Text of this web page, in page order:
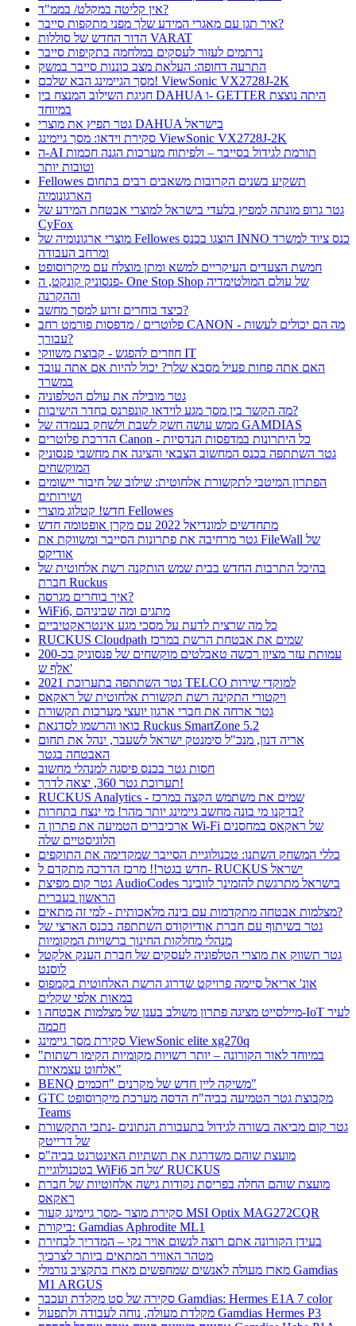
אין קליטה במקלט/ בממ"ד?
איך תגן עם מאגרי המידע שלך מפני מתקפות סייבר?
הדור החדש של סוללות VARAT
נרתמים לעזור לעסקים במלחמה בתקיפות סייבר
התרעה דחופה: העלאת מצב כוננות סייבר במשק
מסך הגיימינג הבא שלכם! ViewSonic VX2728J-2K
חגיגת השילוב המנצח בין DAHUA ו- GETTER היתה נוצצת
במיוחד
גטר תפיץ את מוצרי DAHUA בישראל
סקירת וידאו: מסך גיימינג ViewSonic VX2728J-2K
ה-AI תורמת לגידול בסייבר – ולפיתוח מערכות הגנה חכמות
וטובות יותר
Fellowes תשקיע בשנים הקרובות משאבים רבים בתחום
הארגונומיה
גטר גרופ מונתה למפיץ בלעדי בישראל למוצרי אבטחת המידע של
CyFox
מוצרי ארגונומיה של Fellowes הוצגו בכנס INNO כנס ציוד למשרד
ומרחב העבודה
חמשת הצעדים העיקריים למשא ומתן מוצלח עם מיקרוסופט
פנסוניק קונקט, ה- One Stop Shop של עולם המולטימדיה
וההקרנה
כיצד בוחרים זרוע למסך מחשב?
פלוטרים / מדפסות פורמט רחב CANON - מה הם יכולים לעשות
עבורך?
חוזרים להפגש - קבוצת משווקי IT
האם אתה פחות פעיל מסבא שלך? יכול להיות אם אתה עובד
במשרד
גטר מובילה את עולם הטלפוניה
מה הקשר בין מסך מגע לוידאו קונפרנס בחדר הישיבות?
ממש עושה חשק לשבת ולשחק בעמדה של GAMDIAS
הדרכת פלוטרים Canon - כל היתרונות במדפסות הנדסיות
גטר השתתפה בכנס המחשוב הצבאי והציגה את מחשבי פנסוניק
המוקשחים
הפתרון המיטבי לתקשורת אלחוטית: שילוב של חיבור יישומים
ושירותים
חדש! קטלוג מוצרי Fellowes
מתחדשים למונדיאל 2022 עם מקרן אופטומה חדש
גטר מרחיבה את פתרונות הסייבר ומשווקת את FileWall של
אודיקס
בהיכל התרבות החדש בבית שמש הותקנה רשת אלחוטית של
חברת Ruckus
איך בוחרים מגרסה?
WiFi6, מתגים ומה שביניהם
כל מה שרצית לדעת על מסכי מגע אינטראקטיביים
RUCKUS Cloudpath שמים את אבטחת הרשת במרכז
עמותת עזר מציון רכשה טאבלטים מוקשחים של פנסוניק בכ-200
אלף ש'
גטר השתתפה בתערוכת 2021 TELCO למוקדי שירות
ויקטורי התקינה רשת תקשורת אלחוטית של ראקאס
גטר ארחה את חברי ארגון יועצי מערכות תקשורת
בואו והרשמו לסדנאת Ruckus SmartZone 5.2
אריה דנון, מנכ"ל סימנטק ישראל לשעבר, ינהל את תחום
האבטחה בגטר
חסות גטר בכנס פיסגה למנהלי מחשוב
תערוכת גטר 360, יצאה לדרך!
RUCKUS Analytics - שמים את משתמש הקצה במרכז
בדקנו מי בונה מחשב גיימינג יותר מהר! מי ינצח בתחרות?
ארכיברים הטמיעה את פתרון ה Wi-Fi של ראקאס במחסנים
הלוגיסטיים שלה
כללי המשחק השתנו: טכנולוגיית הסייבר שמקדימה את התוקפים
חדש בגטר!! מרכז הדרכה מתקדם ל- RUCKUS ישראל
גטר קום מפיצת AudioCodes בישראל מתרגשת להזמינך לוובינר
הראשון בעברית
מצלמות אבטחה מתקדמות עם בינה מלאכותית - למי זה מתאים?
גטר בשיתוף עם חברת אודיוקודס השתתפה בכנס הארצי של
מנהלי מחלקות החינוך ברשויות המקומיות
גטר תשווק את מוצרי הטלפוניה לעסקים של חברת הענק אלקטל
לוסנט
אונ' אריאל סיימה פרויקט שדרוג הרשת האלחוטית בקמפוס
במאות אלפי שקלים
מיילסייט מציגה פתרון משולב בענן של מצלמות אבטחה ו-IoT לעיר
חכמה
סקירת מסך גיימינג ViewSonic elite xg270q
"במיוחד לאור הקורונה – יותר רשויות מקומיות הקימו רשתות
אלחוט עצמאיות"
BENQ משיקה ליין חדש של מקרנים "חכמים"
GTC מקבוצת גטר הטמיעה בביה"ח הדסה מערכת מיקרוסופט
Teams
גטר קום מביאה בשורה לגידול בתעבורת הנתונים -נתבי התקשורת
של דרייטק
מועצת שוהם משדרגת את תשתיות האינטרנט בביה"ס
בטכנולוגיית WiFi6 של חב' RUCKUS
מועצת שוהם החלה בפריסת נקודות גישה אלחוטיות של חברת
ראקאס
סקירת מוצר -מסך גיימינג קעור MSI Optix MAG272CQR
ביקורת: Gamdias Aphrodite ML1
בעידן הקורונה אתם רוצה לנשום אויר נקי – המדריך לבחירת
מטהר האוויר המתאים ביותר לצרכיך
מארז מעולה לאנשים שמחפשים מארז בתקציב נורמלי Gamdias
M1 ARGUS
סקירה של סט מקלדת ועכבר Gamdias: Hermes E1A 7 color
מקלדת מעולה, נוחה לעבודה ולתפעול Gamdias Hermes P3